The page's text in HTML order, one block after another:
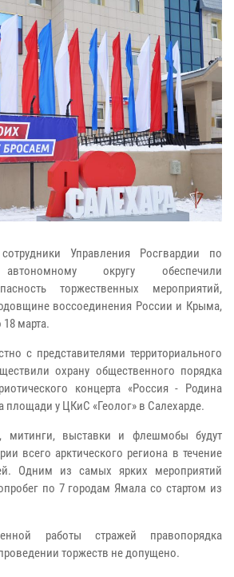
Управления Росгвардии по
автономному округу обеспечили
торжественных мероприятий,
воссоединения России и Крыма,
марта.
с представителями территориального
охрану общественного порядка
концерта «Россия - Родина
площади у ЦКиС «Геолог» в Салехарде.
митинги, выставки и флешмобы будут
всего арктического региона в течение
Одним из самых ярких мероприятий
по 7 городам Ямала со стартом из
работы стражей правопорядка
торжеств не допущено.